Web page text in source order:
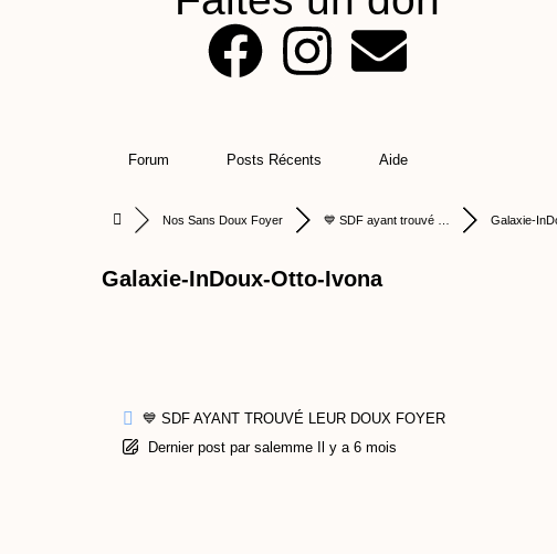
F
c
e
b
k
I
s
t
a
a
E
v
e
l
e
Forum Posts Récents Aide
Nos Sans Doux Foyer 💙 SDF ayant trouvé … Galaxie-
Galaxie-InDoux-Otto-Ivona
💙 SDF AYANT TROUVÉ LEUR DOUX FOYER
Dernier post par salemme Il y a 6 mois